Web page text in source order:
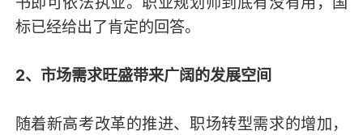
标已经给出了肯定的回答。
2、市场需求旺盛带来广阔的发展空间
随着新高考改革的推进、职场转型需求的增加，